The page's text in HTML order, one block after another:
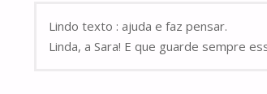
Lindo texto : ajuda e faz pensar.
Linda, a Sara! E que guarde sempre